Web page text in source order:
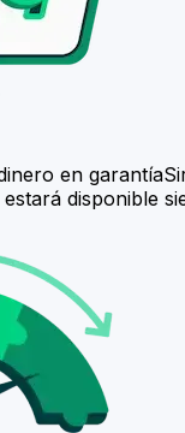
en garantía
disponible